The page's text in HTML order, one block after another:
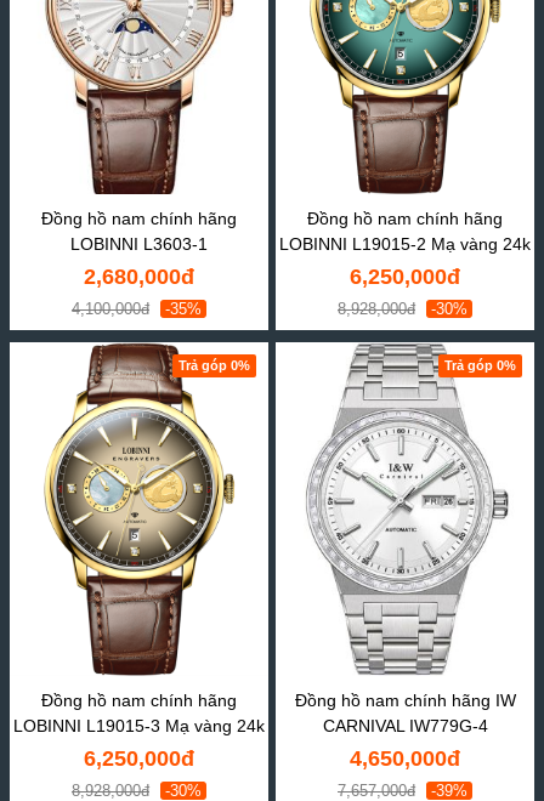
Đồng hồ nam chính hãng
LOBINNI L3603-1
2,680,000đ
4,100,000đ -35%
Đồng hồ nam chính hãng
LOBINNI L19015-2 Mạ vàng 24k
6,250,000đ
8,928,000đ -30%
Trả góp 0%
Đồng hồ nam chính hãng
LOBINNI L19015-3 Mạ vàng 24k
6,250,000đ
8,928,000đ -30%
Trả góp 0%
Đồng hồ nam chính hãng IW
CARNIVAL IW779G-4
4,650,000đ
7,657,000đ -39%